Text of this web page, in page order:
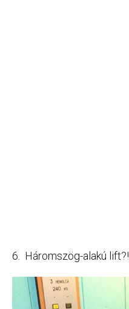
6. Háromszög-alakú lift?!